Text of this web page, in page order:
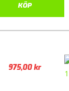
KÖP
975,00kr